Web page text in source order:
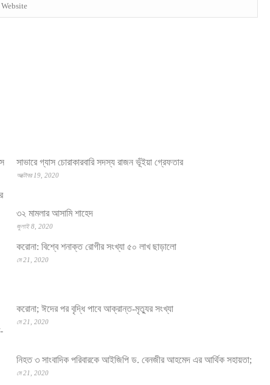
সাভারে গ্যাস চোরাকারবারি সদস্য রাজন ভূঁইয়া গ্রেফতার
অক্টোবর 19, 2020
৩২ মামলার আসামি শাহেদ
জুলাই 8, 2020
করোনা: বিশ্বে শনাক্ত রোগীর সংখ্যা ৫০ লাখ ছাড়ালো
মে 21, 2020
করোনা; ঈদের পর বৃদ্ধি পাবে আক্রান্ত-মৃত্যুর সংখ্যা
মে 21, 2020
নিহত ৩ সাংবাদিক পরিবারকে আইজিপি ড. বেনজীর আহমেদ এর আর্থিক সহায়তা;
মে 21, 2020